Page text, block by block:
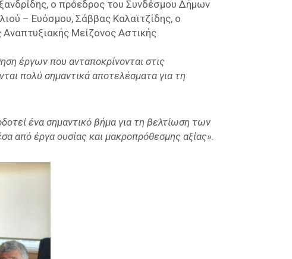
ο πρόεδρος του Συνδέσμου Δήμων
– Ευόσμου, Σάββας Καλαϊτζίδης, ο
Μείζονος Αστικής
έργων που ανταποκρίνονται στις
πολύ σημαντικά αποτελέσματα για τη
ένα σημαντικό βήμα για τη βελτίωση των
από έργα ουσίας και μακροπρόθεσμης αξίας».